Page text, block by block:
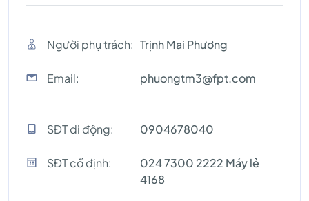
Người phụ trách: Trịnh Mai Phương
Email: phuongtm3@fpt.com
SĐT di động: 0904678040
SĐT cố định:
024 7300 2222 Máy lẻ
4168